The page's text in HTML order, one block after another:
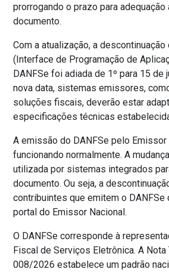
prorrogando o prazo para
documento.
Com a atualização, a descontinuação
(Interface de Programação de
DANFSe foi adiada de 1º para 15 de
nova data, sistemas emissores,
soluções fiscais, deverão estar
especificações técnicas
A emissão do DANFSe pelo Emissor
funcionando normalmente. A
utilizada por sistemas integrados
documento. Ou seja, a
contribuintes que emitem o
portal do Emissor Nacional.
O DANFSe corresponde à
Fiscal de Serviços Eletrônica. A Nota
008/2026 estabelece um padrão